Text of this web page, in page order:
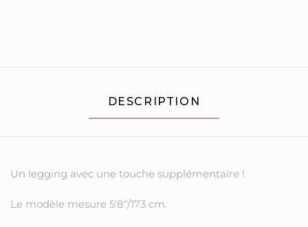
DESCRIPTION
Un legging avec une touche supplémentaire !
Le modèle mesure 5'8"/173 cm.